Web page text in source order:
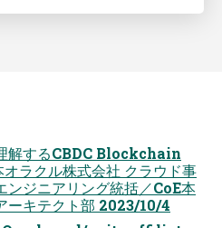
解するCBDC Blockchain
ラクル株式会社 クラウド事
ンジニアリング統括／CoE本
ーキテクト部 2023/10/4